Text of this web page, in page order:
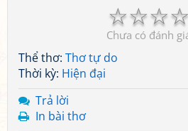
☆
☆
☆
☆
Chưa có đánh
Thể thơ: Thơ tự do
Thời kỳ: Hiện đại
Trả lời
In bài thơ